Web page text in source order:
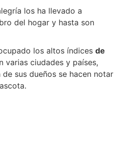
los ha llevado a
del hogar y hasta son
los altos índices de
varias ciudades y países,
sus dueños se hacen notar